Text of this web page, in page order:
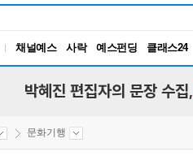
채널예스 사락 예스펀딩 클래스24
박혜진 편집자의 문장 수집,
문화기행